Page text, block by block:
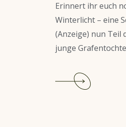
Erinnert ihr euch
Winterlicht – eine
(Anzeige) nun Teil
junge